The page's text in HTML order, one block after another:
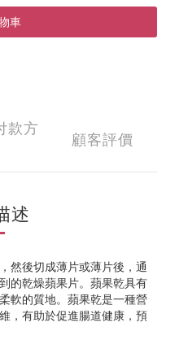
車
款方
顧客評價
述
然後切成薄片或薄片後，通
的乾燥蘋果片。蘋果乾具有
軟的質地。蘋果乾是一種營
，有助於促進腸道健康，預